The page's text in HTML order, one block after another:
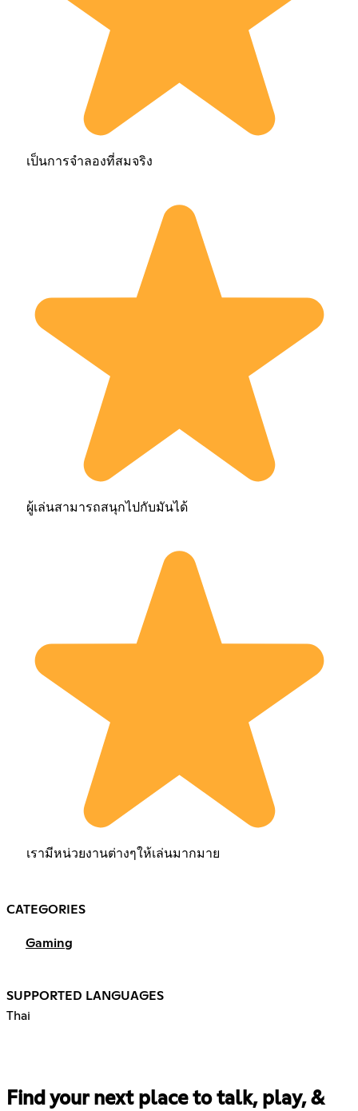
เป็นการจำลองที่สมจริง
ผู้เล่นสามารถสนุกไปกับมันได้
เรามีหน่วยงานต่างๆให้เล่นมากมาย
CATEGORIES
Gaming
SUPPORTED LANGUAGES
Thai
Find your next place to talk, play, &